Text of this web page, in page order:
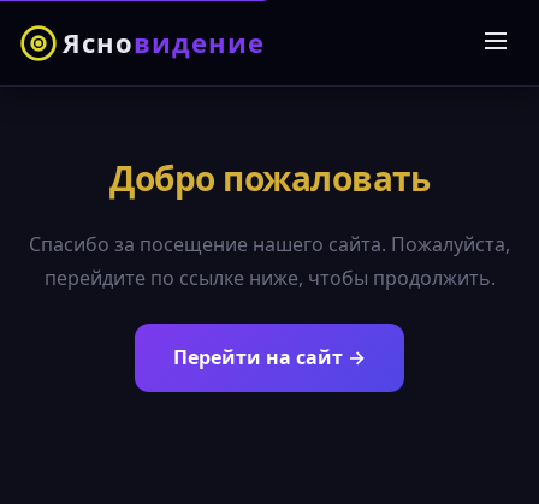
Ясновидение
Добро пожаловать
Спасибо за посещение нашего сайта. Пожалуйста,
перейдите по ссылке ниже, чтобы продолжить.
Перейти на сайт →